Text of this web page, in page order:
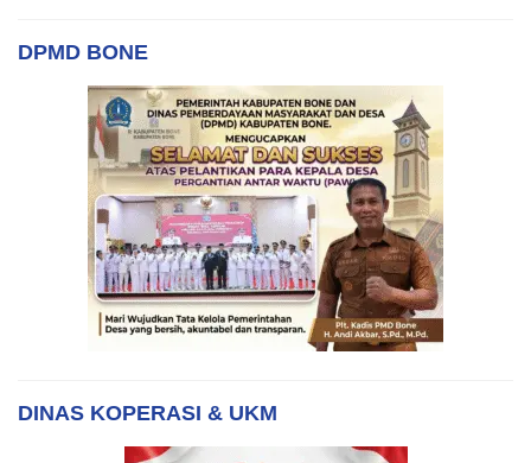
DPMD BONE
DINAS KOPERASI & UKM